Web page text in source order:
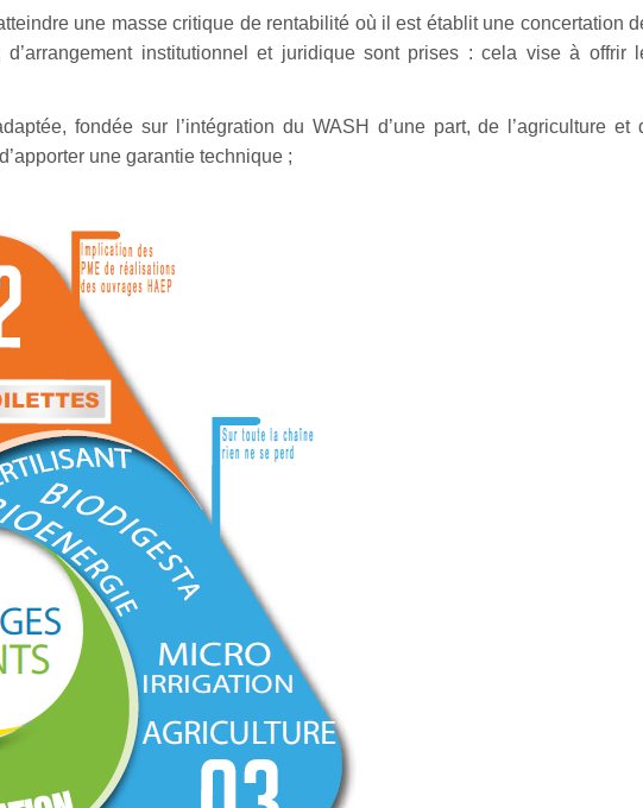
une masse critique de rentabilité où il est établit une concertation
institutionnel et juridique sont prises : cela vise à offrir
fondée sur l’intégration du WASH d’une part, de l’agriculture et
une garantie technique ;